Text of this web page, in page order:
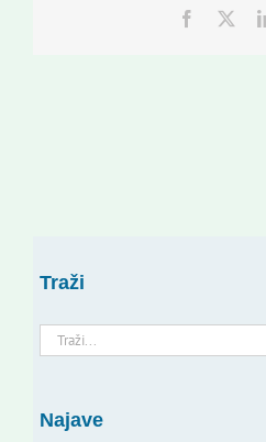
Facebook
Traži
Traži...
Najave